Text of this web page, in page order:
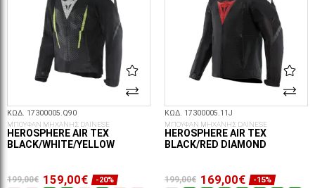
ΚΩΔ. 17300005.Q90
ΜΠΟΥΦΑΝ ΜΗΧΑΝΗΣ DAINESE
HEROSPHERE AIR TEX
BLACK/WHITE/YELLOW
199,00€ 159,00€ -20%
ΚΩΔ. 17300005.11J
ΜΠΟΥΦΑΝ ΜΗΧΑΝΗΣ DAINESE
HEROSPHERE AIR TEX
BLACK/RED DIAMOND
199,00€ 169,00€ -15%